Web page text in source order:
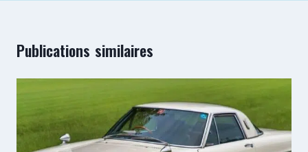
Publications similaires